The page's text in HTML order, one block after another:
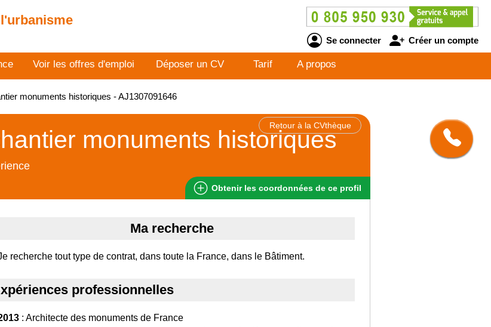
Se connecter Créer un compte
Voir les offres d'emploi Déposer un CV Tarif A propos
monuments historiques - AJ1307091646
Retour à la CVthèque
monuments historiques
Obtenir les coordonnées de ce profil
Ma recherche
recherche tout type de contrat, dans toute la France, dans le Bâtiment.
professionnelles
: Architecte des monuments de France